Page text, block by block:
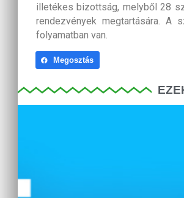
illetékes bizottság, melyből 28
rendezvények megtartására. A
folyamatban van.
Megosztás